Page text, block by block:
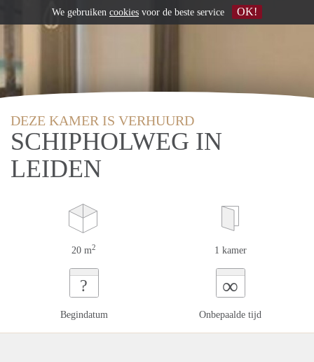
DEZE KAMER IS VERHUURD
SCHIPHOLWEG IN
LEIDEN
20 m2 1 kamer
?
Begindatum
∞
Onbepaalde tijd
We gebruiken cookies voor de beste service OK!